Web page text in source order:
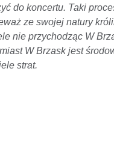
do koncertu. Taki
ze swojej natury
nie przychodząc W
W Brzask jest
strat.